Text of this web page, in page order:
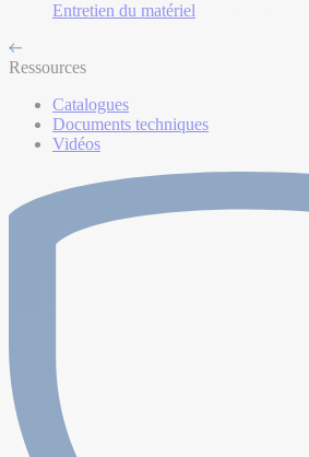
Entretien du matériel
Ressources
Catalogues
Documents techniques
Vidéos